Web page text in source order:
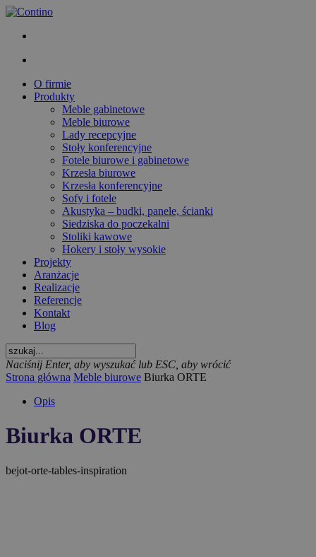
O firmie
Produkty
Meble gabinetowe
Meble biurowe
Lady recepcyjne
Stoły konferencyjne
Fotele biurowe i gabinetowe
Krzesła biurowe
Krzesła konferencyjne
Sofy i fotele
Akustyka – budki, panele, ścianki
Siedziska do poczekalni
Stoliki kawowe
Hokery i stoły wysokie
Projekty
Aranżacje
Realizacje
Referencje
Kontakt
Blog
Naciśnij Enter, aby wyszukać lub ESC, aby wrócić
Strona główna Meble biurowe Biurka ORTE
Opis
Biurka ORTE
bejot-orte-tables-inspiration